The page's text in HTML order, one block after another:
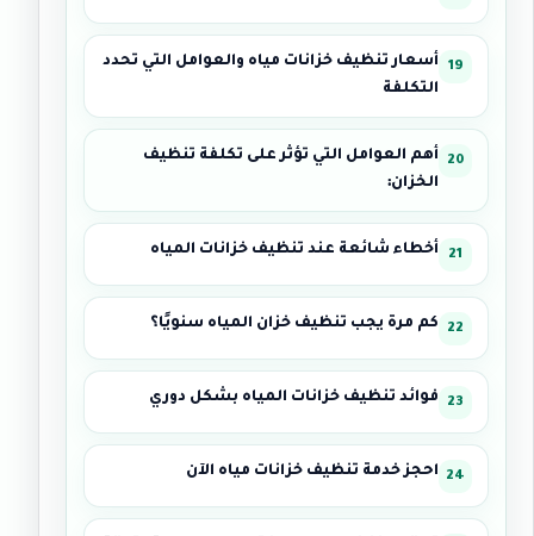
أسعار تنظيف خزانات مياه والعوامل التي تحدد
التكلفة
أهم العوامل التي تؤثر على تكلفة تنظيف
الخزان:
أخطاء شائعة عند تنظيف خزانات المياه
كم مرة يجب تنظيف خزان المياه سنويًا؟
فوائد تنظيف خزانات المياه بشكل دوري
احجز خدمة تنظيف خزانات مياه الآن